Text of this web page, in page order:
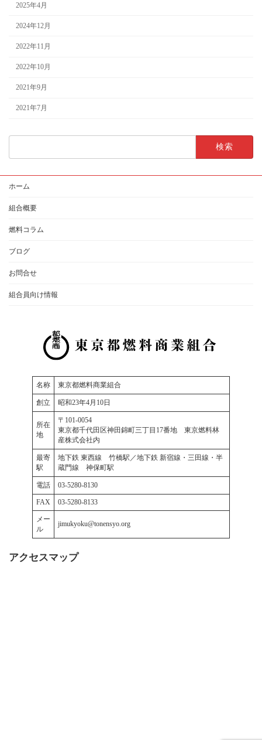
2025年4月
2024年12月
2022年11月
2022年10月
2021年9月
2021年7月
ホーム
組合概要
燃料コラム
ブログ
お問合せ
組合員向け情報
名称 東京都燃料商業組合
創立 昭和23年4月10日
所在
地
〒101-0054
東京都千代田区神田錦町三丁目17番地 東京燃料林
産株式会社内
最寄
駅
地下鉄 東西線 竹橋駅／地下鉄 新宿線・三田線・半
蔵門線 神保町駅
電話 03-5280-8130
FAX 03-5280-8133
メー
ル
jimukyoku@tonensyo.org
アクセスマップ